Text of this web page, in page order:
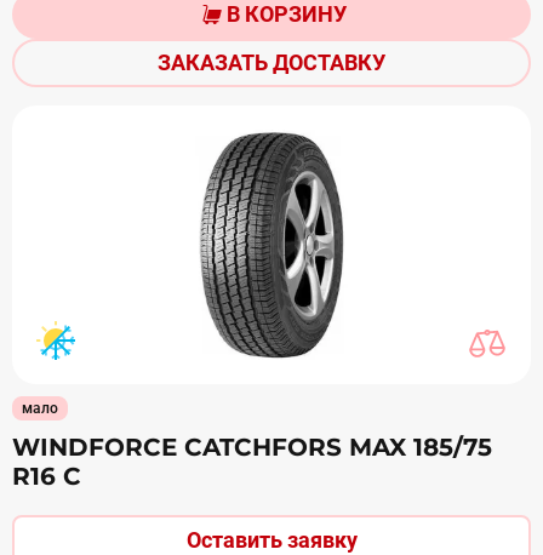
В КОРЗИНУ
ЗАКАЗАТЬ ДОСТАВКУ
мало
WINDFORCE CATCHFORS MAX 185/75
R16 С
Оставить заявку